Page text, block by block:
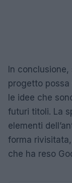
In
progetto possa
le idee che
futuri titoli. La
elementi
forma
che ha reso